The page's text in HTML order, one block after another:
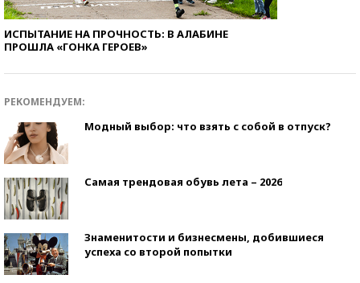
ИСПЫТАНИЕ НА ПРОЧНОСТЬ: В АЛАБИНЕ
ПРОШЛА «ГОНКА ГЕРОЕВ»
РЕКОМЕНДУЕМ:
Модный выбор: что взять с собой в отпуск?
Самая трендовая обувь лета – 2026
Знаменитости и бизнесмены, добившиеся
успеха со второй попытки